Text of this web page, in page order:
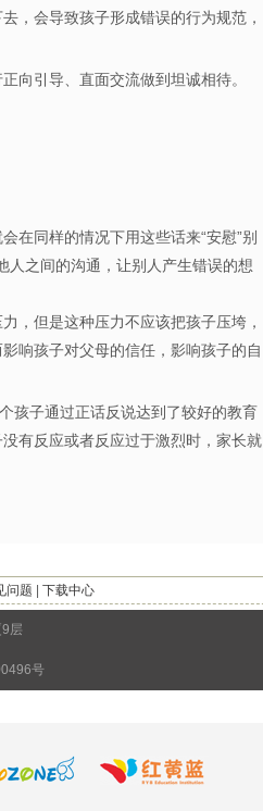
，会导致孩子形成错误的行为规范，
向引导、直面交流做到坦诚相待。
在同样的情况下用这些话来“安慰”别
人之间的沟通，让别人产生错误的想
但是这种压力不应该把孩子压垮，
响孩子对父母的信任，影响孩子的自
孩子通过正话反说达到了较好的教育
有反应或者反应过于激烈时，家长就
问题 下载中心
层
号